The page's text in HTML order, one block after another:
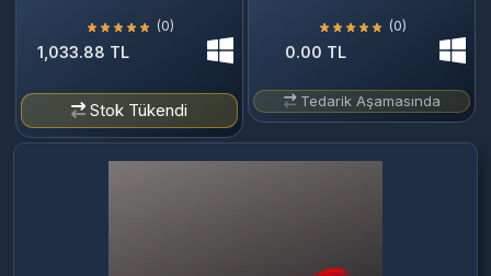
(0)
1,033.88 TL
Stok Tükendi
(0)
0.00 TL
Tedarik Aşamasında